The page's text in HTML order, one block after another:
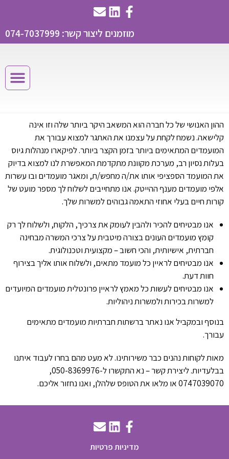
מוזמנים ליצור קשר: 074-7037999
ההון האנושי של כל חברה הוא המשאב היקר ביותר שלה וזו אינה
קלישאה. נשמח לקחת על עצמנו את האתגר למצוא עבורך את
המועמדים המתאימים ביותר בזמן הקצר ביותר. לפיקארו מנהלות גיוס
בעלות נסיון רב, מערכת מקוונת מתקדמת המאפשרת לנו למצוא בדיוק
את המועמד הספציפי אותו את/ה מחפש/ת, ומאגר מועמדים ובו עשרות
אלפי מועמדים מענף ההייטק. אנו מתחייבים לשלוח לך מספר מועט של
קורות חיים בעלי אחוזי התאמה גבוהים למשרות שלך.
אנו מבטיחים להכיר ולהבין לעומק את צרכיך, הלקוח, ולשלוח לך רק
קומץ מועמדים העונים בצורה מיטבית על צרכי המשרה מבחינה
חברתית, אישיותית, והכי חשוב – מקצועית וטכנולוגית.
אנו מבטיחים לראיין כל מועמד מתאים, ולשלוח אותו אליך בצירוף
חוות דעת.
אנו מבטיחים לעשות כל מאמץ לראיין פרונטלית מועמדים המיועדים
למשרות בכירות ולמשרות ניהוליות.
בנוסף ובמקביל אנו נאתר ברשתות חברתיות מועמדים מתאימים
עבורך.
מאות לקוחות נהנים כבר משירותינו. לא מעט מהם בחרו לעבוד איתנו
בבלעדיות. ליצירת קשר – נא התקשרו ל-050-8369976,
0747039070 או מלאו את הטופס שלהלן, ואנו נחזור אליכם.
מדיניות פרטיות